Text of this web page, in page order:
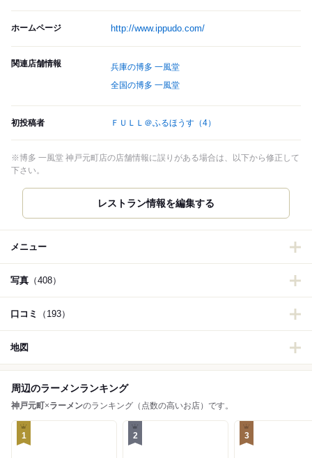
ホームページ http://www.ippudo.com/
関連店舗情報
兵庫の博多 一風堂
全国の博多 一風堂
初投稿者 ＦＵＬＬ＠ふるほうす （4）
※博多 一風堂 神戸元町店の店舗情報に誤りがある場合は、以下から修正して
下さい。
メニュー
写真 （408）
口コミ （193）
地図
周辺のラーメンランキング
神戸元町×ラーメンのランキング（点数の高いお店）です。
1 2 3